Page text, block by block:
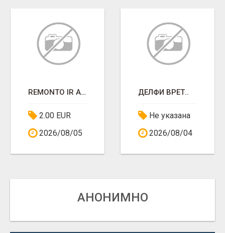
REMONTO IR APDAILOS DARBAI
2.00 EUR
2026/08/05
ДЕЛФИ ВРЁТ..
Не указана
2026/08/04
АНОНИМНО